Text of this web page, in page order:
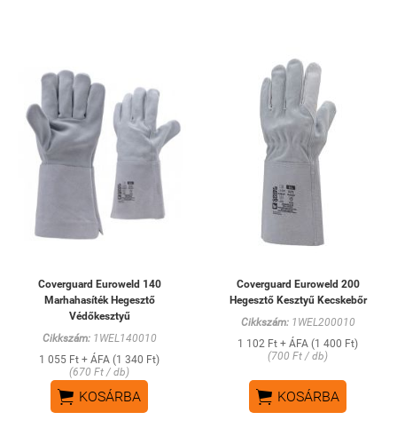
Coverguard Euroweld 140
Marhahasíték Hegesztő
Védőkesztyű
Cikkszám:1WEL140010
1 055 Ft + ÁFA (1 340 Ft)
(670 Ft / db)
 KOSÁRBA
Coverguard Euroweld 200
Hegesztő Kesztyű Kecskebőr
Cikkszám:1WEL200010
1 102 Ft + ÁFA (1 400 Ft)
(700 Ft / db)
 KOSÁRBA